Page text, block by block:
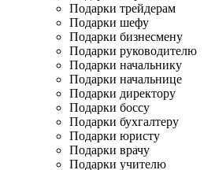
Подарки трейдерам
Подарки шефу
Подарки бизнесмену
Подарки руководителю
Подарки начальнику
Подарки начальнице
Подарки директору
Подарки боссу
Подарки бухгалтеру
Подарки юристу
Подарки врачу
Подарки учителю